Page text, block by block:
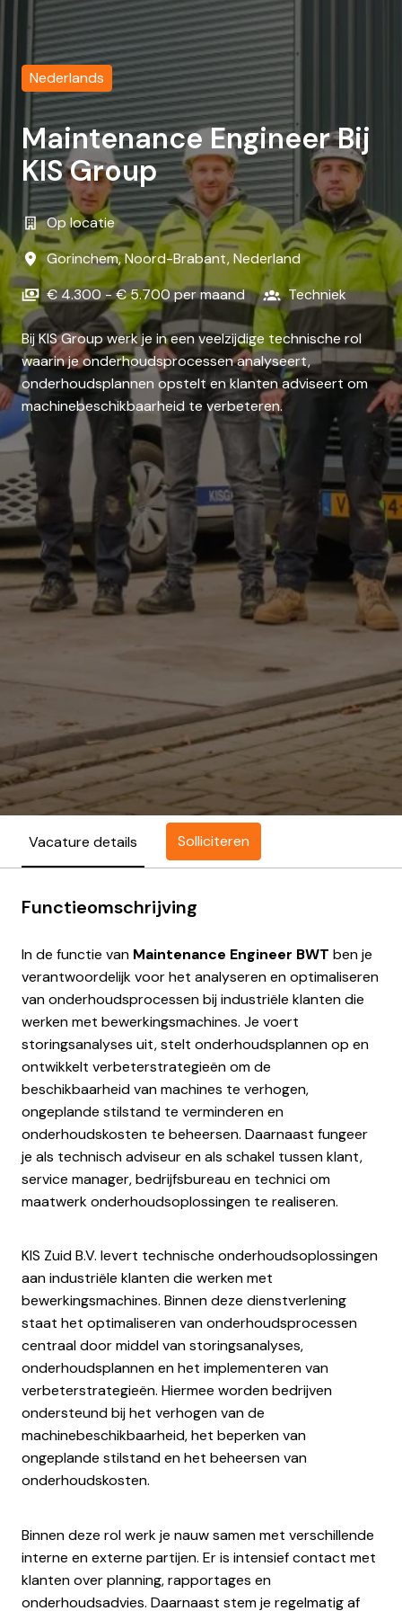
Nederlands
Maintenance Engineer Bij
KIS Group
Op locatie
Gorinchem,Noord-Brabant,Nederland
€ 4.300 - € 5.700 per maand
Techniek
Bij KIS Group werk je in een veelzijdige technische rol
waarin je onderhoudsprocessen analyseert,
onderhoudsplannen opstelt en klanten adviseert om
machinebeschikbaarheid te verbeteren.
Vacature details Solliciteren
Functieomschrijving
In de functie van Maintenance Engineer BWT ben je
verantwoordelijk voor het analyseren en optimaliseren
van onderhoudsprocessen bij industriële klanten die
werken met bewerkingsmachines. Je voert
storingsanalyses uit, stelt onderhoudsplannen op en
ontwikkelt verbeterstrategieën om de
beschikbaarheid van machines te verhogen,
ongeplande stilstand te verminderen en
onderhoudskosten te beheersen. Daarnaast fungeer
je als technisch adviseur en als schakel tussen klant,
service manager, bedrijfsbureau en technici om
maatwerk onderhoudsoplossingen te realiseren.
KIS Zuid B.V. levert technische onderhoudsoplossingen
aan industriële klanten die werken met
bewerkingsmachines. Binnen deze dienstverlening
staat het optimaliseren van onderhoudsprocessen
centraal door middel van storingsanalyses,
onderhoudsplannen en het implementeren van
verbeterstrategieën. Hiermee worden bedrijven
ondersteund bij het verhogen van de
machinebeschikbaarheid, het beperken van
ongeplande stilstand en het beheersen van
onderhoudskosten.
Binnen deze rol werk je nauw samen met verschillende
interne en externe partijen. Er is intensief contact met
klanten over planning, rapportages en
onderhoudsadvies. Daarnaast stem je regelmatig af